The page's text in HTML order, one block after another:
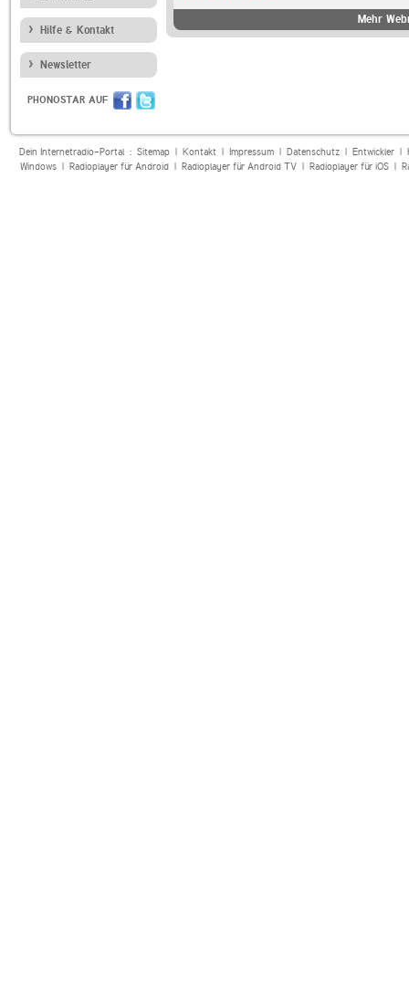
Hilfe & Kontakt
Newsletter
PHONOSTAR AUF
Mehr
Dein Internetradio-Portal : Sitemap| Kontakt| Impressum| Datenschutz| Entwickler|
Windows| Radioplayer für Android| Radioplayer für Android TV| Radioplayer für iOS|